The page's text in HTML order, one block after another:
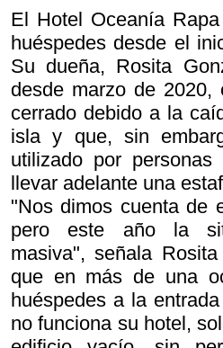
El Hotel Oceanía
huéspedes desde el
Su dueña, Rosita
desde marzo de 2020,
cerrado debido a la
isla y que, sin
utilizado por personas
llevar adelante una
"Nos dimos cuenta de
pero este año la
masiva", señala
que en más de una
huéspedes a la
no funciona su hotel,